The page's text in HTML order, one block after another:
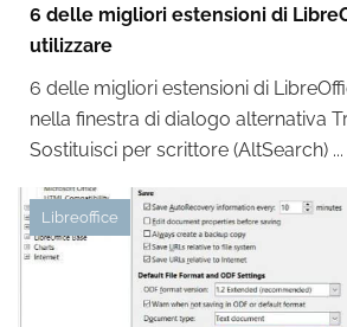
6 delle migliori estensioni di
utilizzare
6 delle migliori estensioni di
nella finestra di dialogo alternativa
Sostituisci per scrittore (AltSearch) ...
Libreoffice